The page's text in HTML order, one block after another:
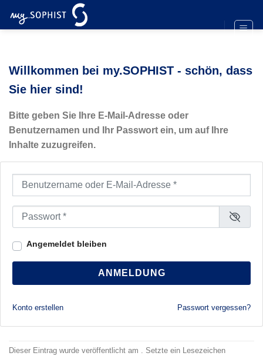
Inhalt
Willkommen bei my.SOPHIST - schön, dass
Sie hier sind!
Bitte geben Sie Ihre E-Mail-Adresse oder
Benutzernamen und Ihr Passwort ein, um auf Ihre
Inhalte zuzugreifen.
Benutzername oder E-Mail-Adresse
Passwort
Angemeldet bleiben
ANMELDUNG
Konto erstellen Passwort vergessen?
Dieser Eintrag wurde veröffentlicht am . Setzte ein Lesezeichen